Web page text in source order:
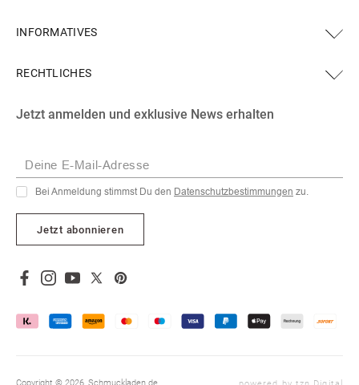
Facebook
Instagram
YouTube
X
Pinterest
INFORMATIVES
RECHTLICHES
Jetzt anmelden und exklusive News erhalten
Deine E-Mail-Adresse
Bei Anmeldung stimmst Du den Datenschutzbestimmungen zu.
Jetzt abonnieren
Facebook
Instagram
YouTube
X
Pinterest
Copyright © 2026, Schmuckladen.de